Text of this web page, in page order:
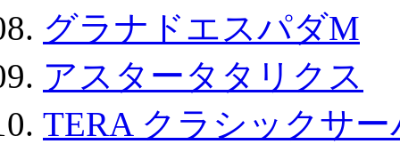
グラナドエスパダM
アスタータタリクス
TERA クラシックサ